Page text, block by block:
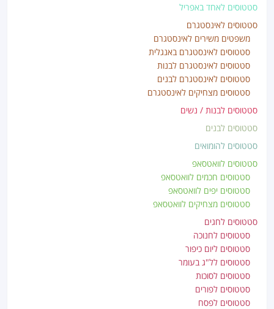
סטטוסים לאחד באפריל
סטטוסים לאינסטגרם
משפטים משירים לאינסטגרם
סטטוסים לאינסטגרם באנגלית
סטטוסים לאינסטגרם לבנות
סטטוסים לאינסטגרם לבנים
סטטוסים מצחיקים לאינסטגרם
סטטוסים לבנות / נשים
סטטוסים לבנים
סטטוסים להומואים
סטטוסים לוואטסאפ
סטטוסים חכמים לוואטסאפ
סטטוסים יפים לוואטסאפ
סטטוסים מצחיקים לוואטסאפ
סטטוסים לחגים
סטטוסים לחנוכה
סטטוסים ליום כיפור
סטטוסים לל"ג בעומר
סטטוסים לסוכות
סטטוסים לפורים
סטטוסים לפסח